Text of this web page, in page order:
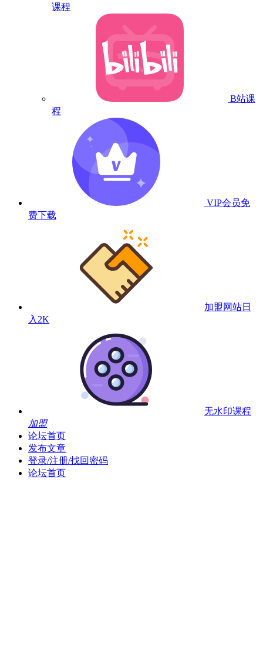
课程
B站课
程
VIP会员免
费下载
加盟网站日
入2K
无水印课程
加盟
论坛首页
发布文章
登录/注册/找回密码
论坛首页